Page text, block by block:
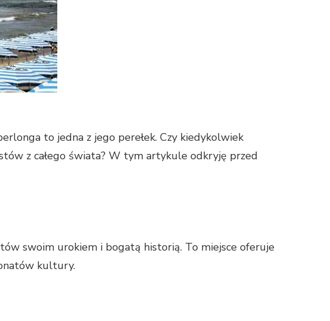
to jedna z jego perełek. Czy kiedykolwiek
z całego świata? W tym artykule odkryję przed
swoim urokiem i bogatą historią. To miejsce oferuje
kultury.